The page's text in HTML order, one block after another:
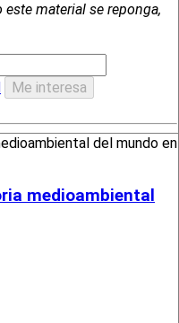
material se reponga,
medioambiental